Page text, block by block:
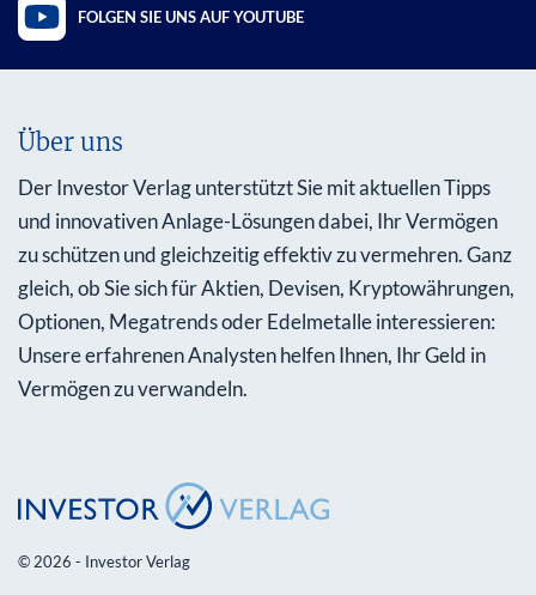
FOLGEN SIE UNS AUF YOUTUBE
Über uns
Der Investor Verlag unterstützt Sie mit aktuellen Tipps
und innovativen Anlage-Lösungen dabei, Ihr Vermögen
zu schützen und gleichzeitig effektiv zu vermehren. Ganz
gleich, ob Sie sich für Aktien, Devisen, Kryptowährungen,
Optionen, Megatrends oder Edelmetalle interessieren:
Unsere erfahrenen Analysten helfen Ihnen, Ihr Geld in
Vermögen zu verwandeln.
© 2026 - Investor Verlag